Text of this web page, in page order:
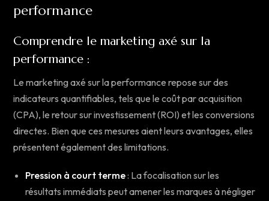
performance
Comprendre le marketing axé sur la
performance :
Le marketing axé sur la performance repose sur des
indicateurs quantifiables, tels que le coût par acquisition
(CPA), le retour sur investissement (ROI) et les conversions
directes. Bien que ces mesures aient leurs avantages, elles
présentent également des limitations.
Pression à court terme: La focalisation sur les
résultats immédiats peut amener les marques à négliger